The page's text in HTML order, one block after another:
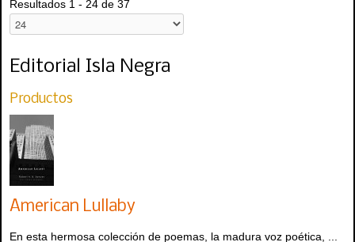
Resultados 1 - 24 de 37
Editorial Isla Negra
Productos
American Lullaby
En esta hermosa colección de poemas, la madura voz poética, ...